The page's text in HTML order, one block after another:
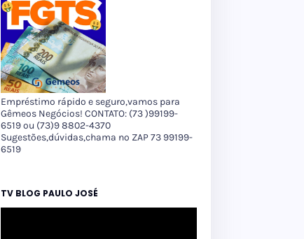
Empréstimo rápido e seguro,vamos para
Gêmeos Negócios! CONTATO: (73 )99199-
6519 ou (73)9 8802-4370
Sugestões,dúvidas,chama no ZAP 73 99199-
6519
TV BLOG PAULO JOSÉ